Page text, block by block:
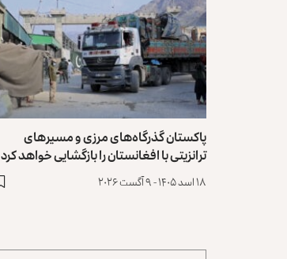
پاکستان گذرگاه‌های مرزی و مسیرهای
ترانزیتی با افغانستان را بازگشایی خواهد کرد
۱۸ اسد ۱۴۰۵ - ۹ آگست ۲۰۲۶